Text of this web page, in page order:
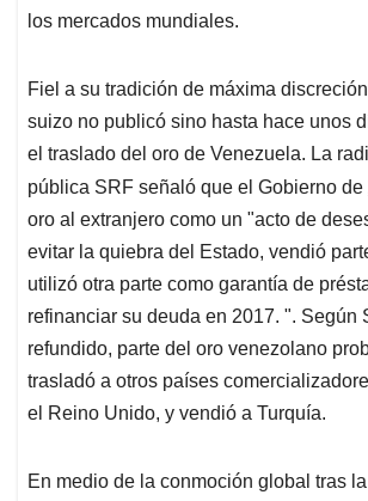
los mercados mundiales.
Fiel a su tradición de máxima
suizo no publicó sino hasta hace unos
el traslado del oro de Venezuela. La
pública SRF señaló que el Gobierno de
oro al extranjero como un "acto de
evitar la quiebra del Estado, vendió
utilizó otra parte como garantía de
refinanciar su deuda en 2017. ". Según
refundido, parte del oro venezolano
trasladó a otros países
el Reino Unido, y vendió a Turquía.
En medio de la conmoción global tras